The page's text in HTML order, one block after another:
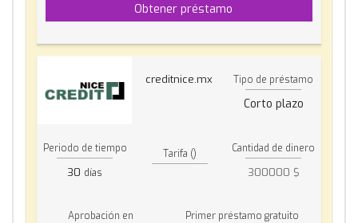
Obtener préstamo
creditnice.mx Tipo de préstamo
Corto plazo
Periodo de tiempo
30 días
Tarifa () Cantidad de dinero
300000 $
Aprobación en Primer préstamo gratuito